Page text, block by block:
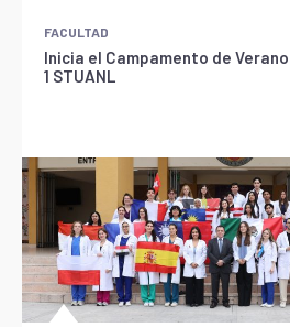
FACULTAD
Inicia el Campamento de
1 STUANL